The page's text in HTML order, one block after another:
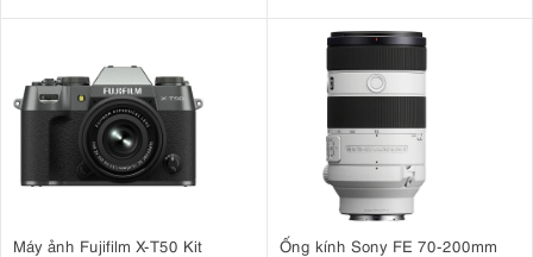
Máy ảnh Fujifilm X-T50 Kit
Ống kính Sony FE 70-200mm